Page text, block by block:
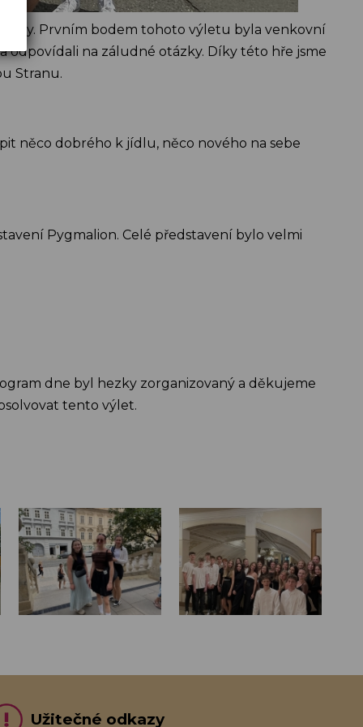
Prvním bodem tohoto výletu byla venkovní
odpovídali na záludné otázky. Díky této hře jsme
Stranu.
něco dobrého k jídlu, něco nového na sebe
Pygmalion. Celé představení bylo velmi
dne byl hezky zorganizovaný a děkujeme
tento výlet.
Užitečné odkazy